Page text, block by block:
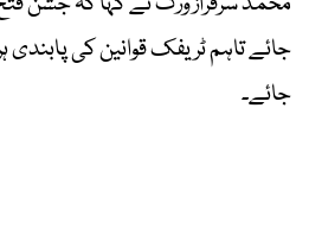
جائے تاہم ٹریفک قوانین کی پابندی
جائے۔